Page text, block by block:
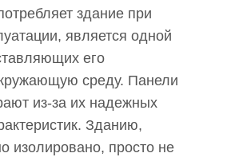
здание при
является одной
его
среду. Панели
из-за их надежных
Зданию,
изолировано, просто не